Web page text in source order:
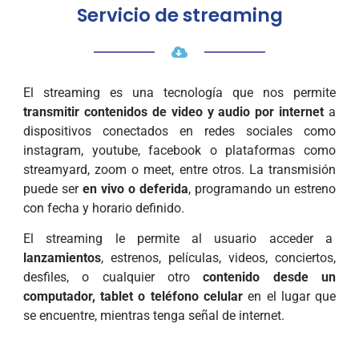
Servicio de streaming
El streaming es una tecnología que nos permite
transmitir contenidos de video y audio por internet a
dispositivos conectados en redes sociales como
instagram, youtube, facebook o plataformas como
streamyard, zoom o meet, entre otros. La transmisión
puede ser en vivo o deferida, programando un estreno
con fecha y horario definido.
El streaming le permite al usuario acceder a
lanzamientos, estrenos, películas, videos, conciertos,
desfiles, o cualquier otrocontenido desde un
computador, tablet o teléfono celular en el lugar que
se encuentre, mientras tenga señal de internet.